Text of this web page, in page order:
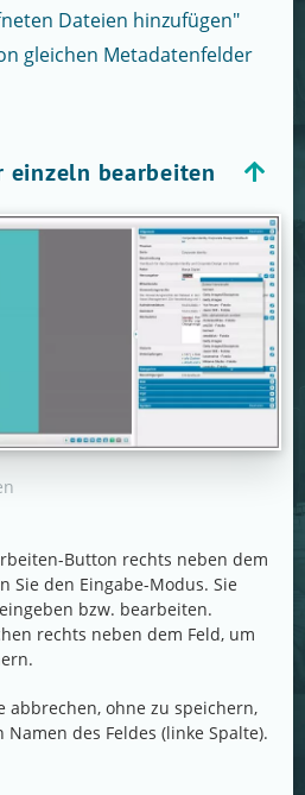
Dateien hinzufügen"
gleichen Metadatenfelder
einzeln bearbeiten
Button rechts neben dem
Sie den Eingabe-Modus. Sie
bzw. bearbeiten.
rechts neben dem Feld, um
abbrechen, ohne zu speichern,
des Feldes (linke Spalte).